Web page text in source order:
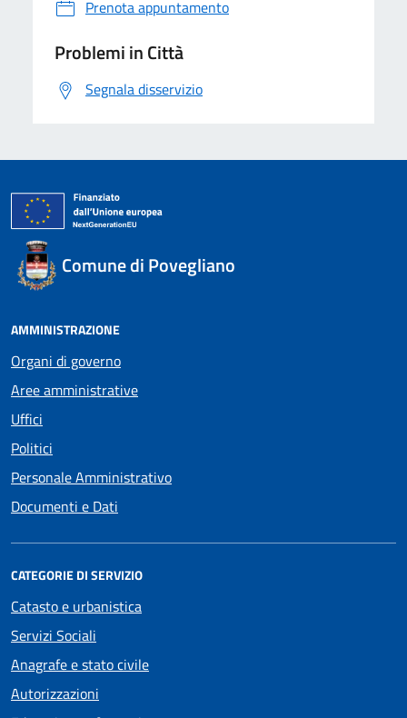
Prenota appuntamento
Problemi in Città
Segnala disservizio
Comune di Povegliano
AMMINISTRAZIONE
Organi di governo
Aree amministrative
Uffici
Politici
Personale Amministrativo
Documenti e Dati
CATEGORIE DI SERVIZIO
Catasto e urbanistica
Servizi Sociali
Anagrafe e stato civile
Autorizzazioni